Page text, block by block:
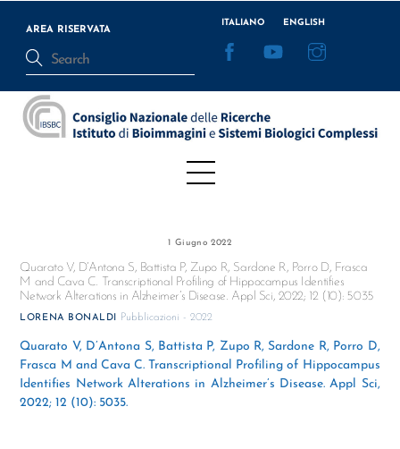
content
AREA RISERVATA
ITALIANO ENGLISH
Menu
1 Giugno 2022
Quarato V, D’Antona S, Battista P, Zupo R, Sardone R, Porro D, Frasca
M and Cava C. Transcriptional Profiling of Hippocampus Identifies
Network Alterations in Alzheimer’s Disease. Appl Sci, 2022; 12 (10): 5035
LORENA BONALDI Pubblicazioni - 2022
Quarato V, D’Antona S, Battista P, Zupo R, Sardone R, Porro D,
Frasca M and Cava C. Transcriptional Profiling of Hippocampus
Identifies Network Alterations in Alzheimer’s Disease. Appl Sci,
2022; 12 (10): 5035.